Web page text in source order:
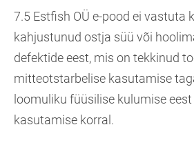
7.5 Estfish OÜ e-pood ei vastuta
kahjustunud ostja süü või
defektide eest, mis on tekkinud
mitteotstarbelise kasutamise
loomuliku füüsilise kulumise
kasutamise korral.